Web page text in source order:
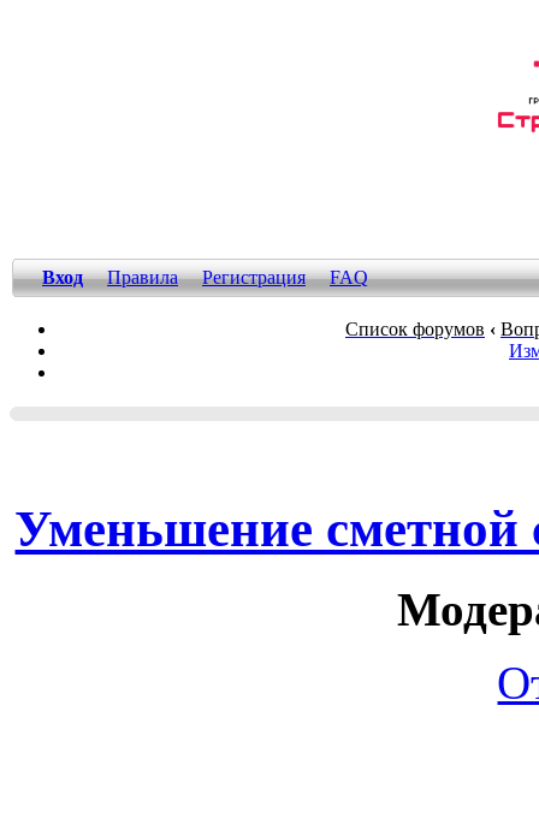
Вход Правила Регистрация FAQ
Список форумов ‹
Уменьшение сметной